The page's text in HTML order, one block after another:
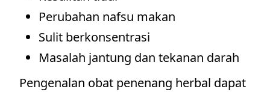
Perubahan nafsu makan
Sulit berkonsentrasi
Masalah jantung dan tekanan darah
Pengenalan obat penenang herbal dapat